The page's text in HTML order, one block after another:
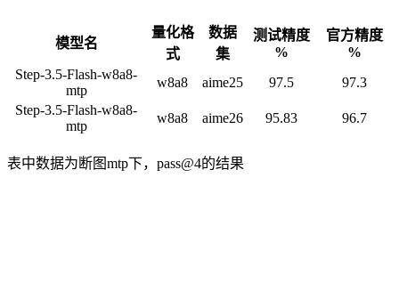
模型名
量化格
式
数据
集
测试精度
%
官方精度
%
Step-3.5-Flash-w8a8-
mtp
w8a8 aime25 97.5
97.3
Step-3.5-Flash-w8a8-
mtp
w8a8 aime26 95.83 96.7
表中数据为断图mtp下，pass@4的结果